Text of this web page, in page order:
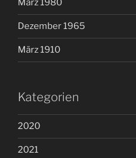
März 1980
Dezember 1965
März 1910
Kategorien
2020
2021